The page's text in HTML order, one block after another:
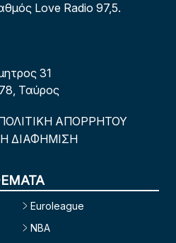
Love Radio 97,5.
31
Ταύρος
ΑΠΟΡΡΗΤΟΥ
ΔΙΑΦΗΜΙΣΗ
Euroleague
NBA